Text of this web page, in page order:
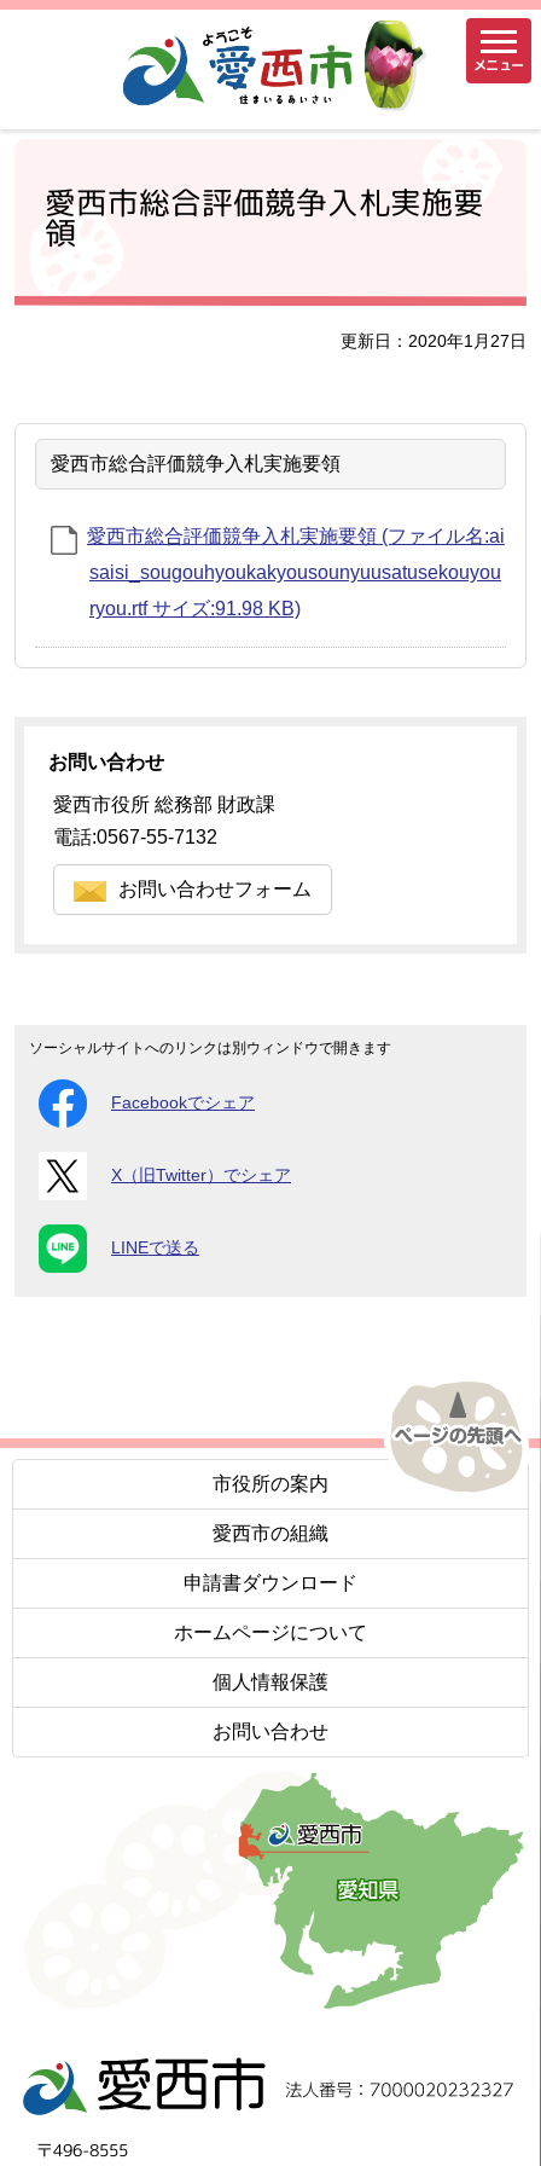
メニュー
愛西市総合評価競争入札実施要
領
更新日：2020年1月27日
愛西市総合評価競争入札実施要領
愛西市総合評価競争入札実施要領 (ファイル名:ai
saisi_sougouhyoukakyousounyuusatusekouyou
ryou.rtf サイズ:91.98 KB)
お問い合わせ
愛西市役所 総務部 財政課
電話:0567-55-7132
お問い合わせフォーム
ソーシャルサイトへのリンクは別ウィンドウで開きます
Facebookでシェア
X（旧Twitter）でシェア
LINEで送る
市役所の案内
愛西市の組織
申請書ダウンロード
ホームページについて
個人情報保護
お問い合わせ
〒496-8555